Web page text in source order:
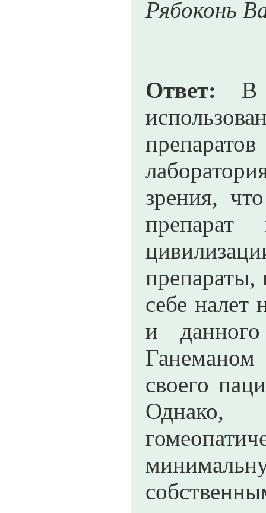
Рябоконь
Ответ: В
зрения,
препарат
препараты,
себе налет
и
Ганеманом
своего
Однако,